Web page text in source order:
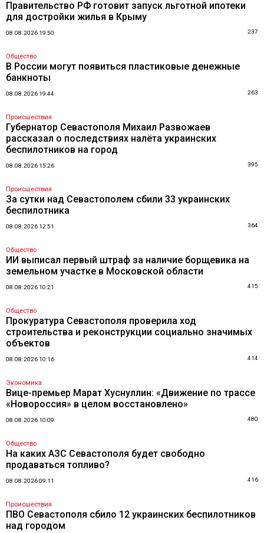
Правительство РФ готовит запуск льготной ипотеки
для достройки жилья в Крыму
08.08.2026 19:50 237
Общество
В России могут появиться пластиковые денежные
банкноты
08.08.2026 19:44 263
Происшествия
Губернатор Севастополя Михаил Развожаев
рассказал о последствиях налёта украинских
беспилотников на город
08.08.2026 15:26 395
Происшествия
За сутки над Севастополем сбили 33 украинских
беспилотника
08.08.2026 12:51 364
Общество
ИИ выписал первый штраф за наличие борщевика на
земельном участке в Московской области
08.08.2026 10:21 415
Общество
Прокуратура Севастополя проверила ход
строительства и реконструкции социально значимых
объектов
08.08.2026 10:16 414
Экономика
Вице-премьер Марат Хуснуллин: «Движение по трассе
«Новороссия» в целом восстановлено»
08.08.2026 10:09 480
Общество
На каких АЗС Севастополя будет свободно
продаваться топливо?
08.08.2026 09:11 416
Происшествия
ПВО Севастополя сбило 12 украинских беспилотников
над городом